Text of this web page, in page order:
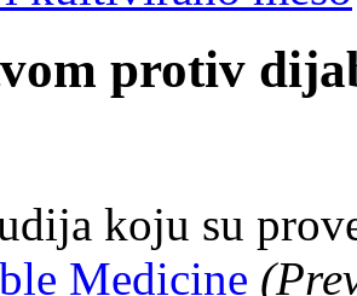
protiv
koju su
Medicine